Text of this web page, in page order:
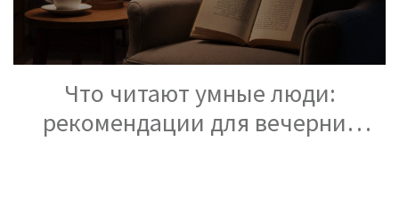
Что читают умные люди:
рекомендации для вечерних